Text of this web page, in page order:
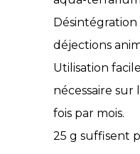
déjections
Utilisation
nécessaire sur
fois par mois.
25 g suffisent